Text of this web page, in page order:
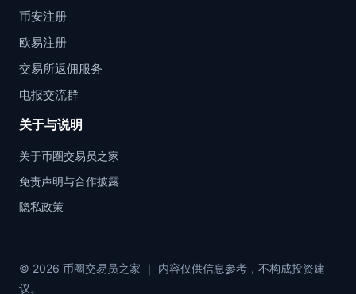
币安注册
欧易注册
交易所返佣服务
电报交流群
关于与说明
关于币圈交易员之家
免责声明与合作披露
隐私政策
© 2026 币圈交易员之家 ｜ 内容仅供信息参考，不构成投资建
议。